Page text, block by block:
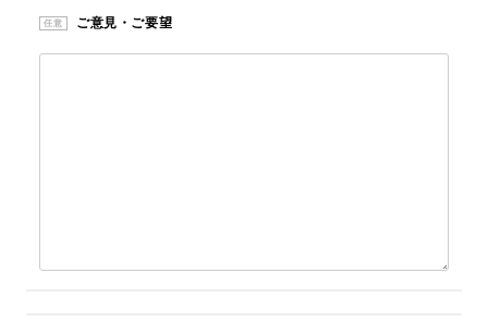
任意 ご意見・ご要望